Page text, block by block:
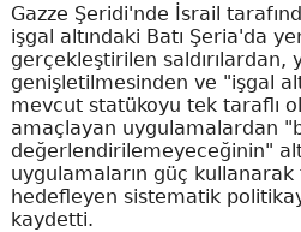
Gazze Şeridi'nde İsrail
işgal altındaki Batı Şeria'da
gerçekleştirilen saldırılardan,
genişletilmesinden ve "işgal
mevcut statükoyu tek taraflı
amaçlayan uygulamalardan
değerlendirilemeyeceğinin"
uygulamaların güç
hedefleyen sistematik
kaydetti.